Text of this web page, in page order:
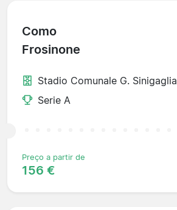
Como
Frosinone
Stadio Comunale G. Sinigaglia
Serie A
Preço a partir de
156 €